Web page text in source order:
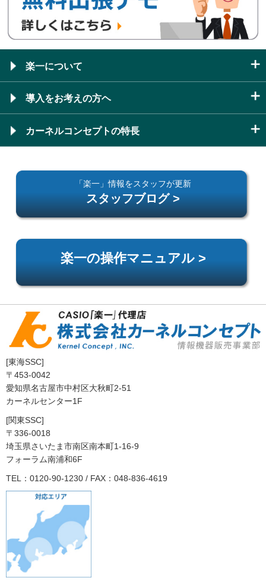
楽一について
導入をお考えの方ヘ
カーネルコンセプトの特長
「楽一」情報をスタッフが更新
スタッフブログ >
楽一の操作マニュアル >
[東海SSC]
〒453-0042
愛知県名古屋市中村区大秋町2-51
カーネルセンター1F
[関東SSC]
〒336-0018
埼玉県さいたま市南区南本町1-16-9
フォーラム南浦和6F
TEL：0120-90-1230 / FAX：048-836-4619